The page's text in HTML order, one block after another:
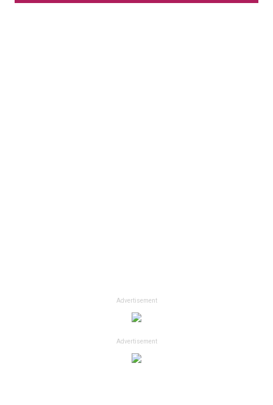
Advertisement
Advertisement